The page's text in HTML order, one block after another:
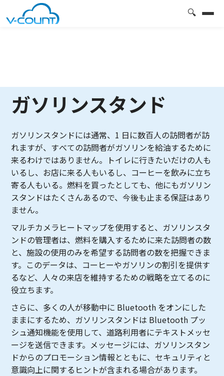
🔍
ガソリンスタンド
ガソリンスタンドには通常、1 日に数百人の訪問者が訪
れますが、すべての訪問者がガソリンを給油するために
来るわけではありません。トイレに行きたいだけの人も
いるし、お店に来る人もいるし、コーヒーを飲みに立ち
寄る人もいる。燃料を買ったとしても、他にもガソリン
スタンドはたくさんあるので、今後も止まる保証はあり
ません。
マルチカメラヒートマップを使用すると、ガソリンスタ
ンドの管理者は、燃料を購入するために来た訪問者の数
と、施設の使用のみを希望する訪問者の数を把握できま
す。このデータは、コーヒーやガソリンの割引を提供す
るなど、人々の来店を維持するための戦略を立てるのに
役立ちます。
さらに、多くの人が移動中に Bluetooth をオンにした
ままにするため、ガソリンスタンドは Bluetooth プッ
シュ通知機能を使用して、道路利用者にテキストメッセ
ージを送信できます。メッセージには、ガソリンスタン
ドからのプロモーション情報とともに、セキュリティと
意識向上に関するヒントが含まれる場合があります。